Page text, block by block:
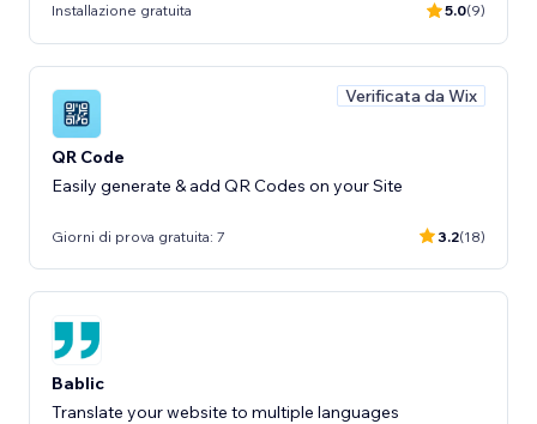
Installazione gratuita 5.0(9)
Verificata da Wix
QR Code
Easily generate & add QR Codes on your Site
Giorni di prova gratuita: 7 3.2(18)
Bablic
Translate your website to multiple languages